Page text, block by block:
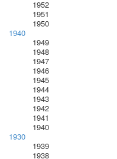
1952
1951
1950
1940
1949
1948
1947
1946
1945
1944
1943
1942
1941
1940
1930
1939
1938